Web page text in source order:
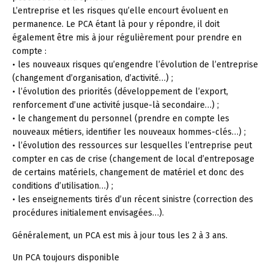
L’entreprise et les risques qu’elle encourt évoluent en
permanence. Le PCA étant là pour y répondre, il doit
également être mis à jour régulièrement pour prendre en
compte :
• les nouveaux risques qu’engendre l’évolution de l’entreprise
(changement d’organisation, d’activité…) ;
• l’évolution des priorités (développement de l’export,
renforcement d’une activité jusque-là secondaire…) ;
• le changement du personnel (prendre en compte les
nouveaux métiers, identifier les nouveaux hommes-clés…) ;
• l’évolution des ressources sur lesquelles l’entreprise peut
compter en cas de crise (changement de local d’entreposage
de certains matériels, changement de matériel et donc des
conditions d’utilisation…) ;
• les enseignements tirés d’un récent sinistre (correction des
procédures initialement envisagées…).
Généralement, un PCA est mis à jour tous les 2 à 3 ans.
Un PCA toujours disponible